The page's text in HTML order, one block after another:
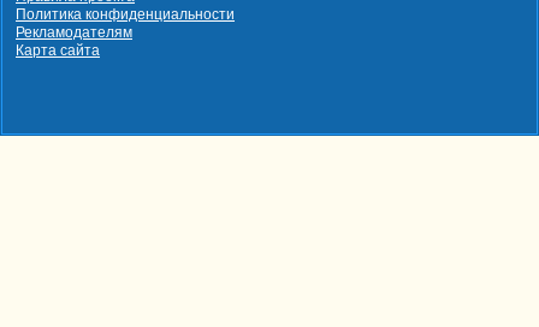
Политика конфиденциальности
Рекламодателям
Карта сайта